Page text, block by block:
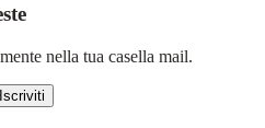
nella tua casella mail.
Iscriviti